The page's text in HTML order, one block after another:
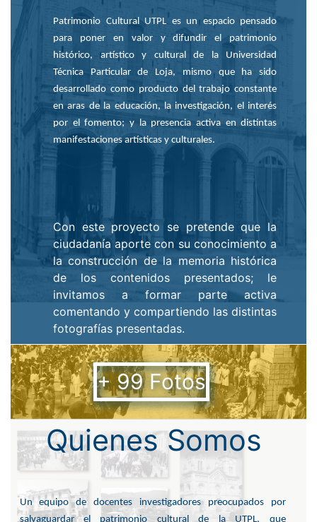
Patrimonio Cultural UTPL es un espacio pensado
para poner en valor y difundir el patrimonio
histórico, artístico y cultural de la Universidad
Técnica Particular de Loja, mismo que ha sido
desarrollado como producto del trabajo constante
en aras de la educación, la investigación, el interés
por el fomento; y la presencia activa en distintas
manifestaciones artísticas y culturales.
Con este proyecto se pretende que la
ciudadanía aporte con su conocimiento a
la construcción de la memoria histórica
de los contenidos presentados; le
invitamos a formar parte activa
comentando y compartiendo las distintas
fotografías presentadas.
+99Fotos
Quienes Somos
Un equipo de docentes investigadores preocupados por
salvaguardar el patrimonio cultural de la UTPL, que